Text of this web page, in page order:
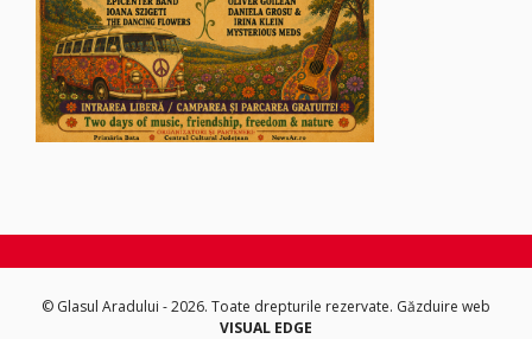
© Glasul Aradului - 2026. Toate drepturile rezervate. Găzduire web
VISUAL EDGE